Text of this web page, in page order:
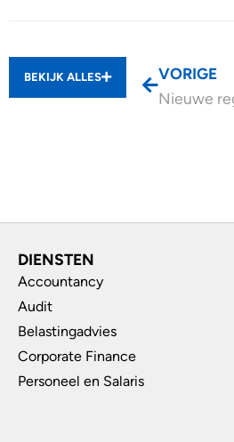
BEKIJK ALLES
VORIGE
DIENSTEN
Accountancy
Audit
Belastingadvies
Corporate Finance
Personeel en Salaris